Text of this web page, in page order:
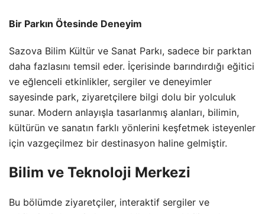
Bir Parkın Ötesinde Deneyim
Sazova Bilim Kültür ve Sanat Parkı, sadece bir parktan
daha fazlasını temsil eder. İçerisinde barındırdığı eğitici
ve eğlenceli etkinlikler, sergiler ve deneyimler
sayesinde park, ziyaretçilere bilgi dolu bir yolculuk
sunar. Modern anlayışla tasarlanmış alanları, bilimin,
kültürün ve sanatın farklı yönlerini keşfetmek isteyenler
için vazgeçilmez bir destinasyon haline gelmiştir.
Bilim ve Teknoloji Merkezi
Bu bölümde ziyaretçiler, interaktif sergiler ve